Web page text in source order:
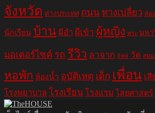
จังหวัด ต่างประเทศ ถนนทางเปลี่ยว ท้อง
นักเรียน บ้าน ผีอำ ผีเข้า ผู้หญิง พระ มหา
มอเตอร์ไซค์ รถ รีวิว ลาจาก ลิฟท์ วัด สห
หอพัก ห้องน้ำ อุบัติเหตุ เด็ก เพื่อน เสี
โรงพยาบาล โรงเรียน โรงแรม ไสยศาสตร์